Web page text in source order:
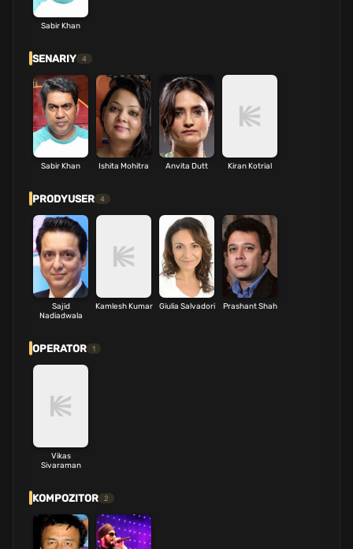
Sabir Khan
SENARIY 4
Sabir Khan Ishita Mohitra Anvita Dutt Kiran Kotrial
PRODYUSER 4
Sajid
Nadiadwala
Kamlesh Kumar Giulia Salvadori Prashant Shah
OPERATOR 1
Vikas
Sivaraman
KOMPOZITOR 2